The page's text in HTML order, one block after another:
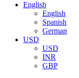
English
English
Spanish
German
USD
USD
INR
GBP